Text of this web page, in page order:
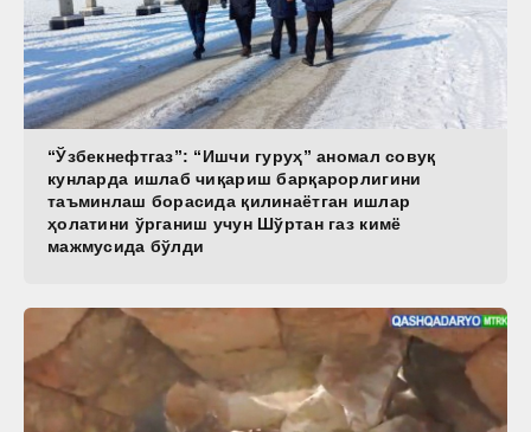
“Ўзбекнефтгаз”: “Ишчи гуруҳ” аномал совуқ
кунларда ишлаб чиқариш барқарорлигини
таъминлаш борасида қилинаётган ишлар
ҳолатини ўрганиш учун Шўртан газ кимё
мажмусида бўлди